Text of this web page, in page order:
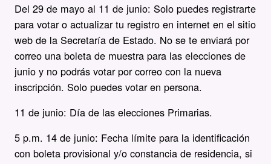
Del 29 de mayo al 11 de junio: Solo puedes registrarte
para votar o actualizar tu registro en internet en el sitio
web de la Secretaría de Estado. No se te enviará por
correo una boleta de muestra para las elecciones de
junio y no podrás votar por correo con la nueva
inscripción. Solo puedes votar en persona.
11 de junio: Día de las elecciones Primarias.
5 p.m. 14 de junio: Fecha límite para la identificación
con boleta provisional y/o constancia de residencia, si